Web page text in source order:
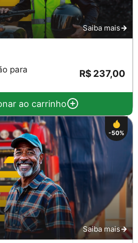
Saiba mais
para
R$ 237,00
ao carrinho
-50%
Saiba mais